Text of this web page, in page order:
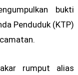
bukti
Penduduk (KTP)
rumput alias